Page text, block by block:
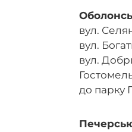
вул.
вул.
вул.
до парку